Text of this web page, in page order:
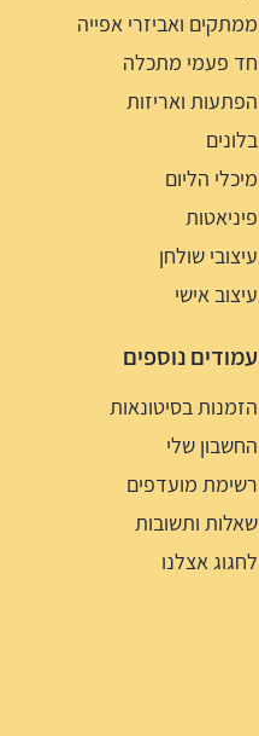
ממתקים ואביזרי אפייה
חד פעמי מתכלה
הפתעות ואריזות
בלונים
מיכלי הליום
פיניאטות
עיצובי שולחן
עיצוב אישי
עמודים נוספים
הזמנות בסיטונאות
החשבון שלי
רשימת מועדפים
שאלות ותשובות
לחגוג אצלנו